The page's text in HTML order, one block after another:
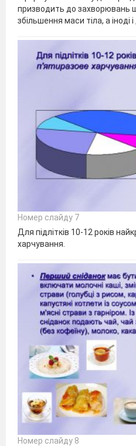
призводить до захворювань
збільшення маси тіла, а іноді
Номер слайду 7
Для підлітків 10-12 років
харчування.
Номер слайду 8